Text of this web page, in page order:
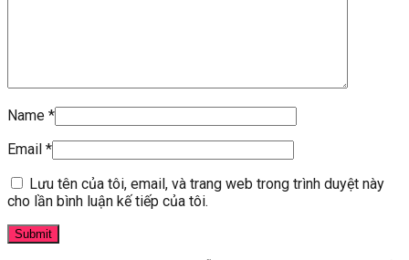
Name *
Email *
Lưu tên của tôi, email, và trang web trong trình duyệt này
cho lần bình luận kế tiếp của tôi.